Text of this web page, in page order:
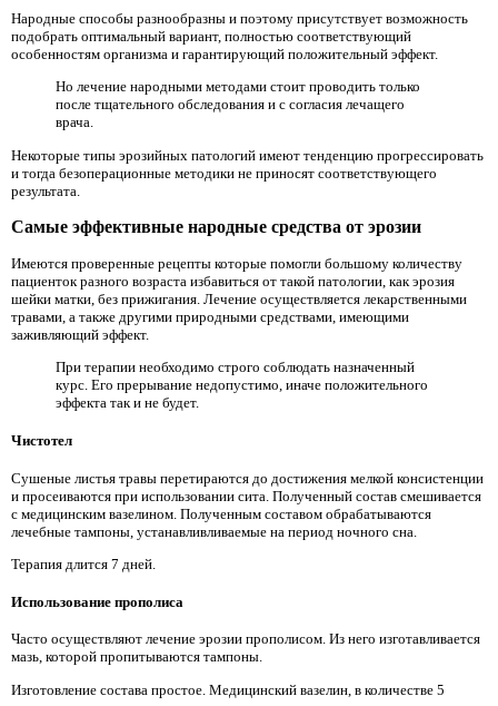
Народные способы разнообразны и поэтому присутствует возможность
подобрать оптимальный вариант, полностью соответствующий
особенностям организма и гарантирующий положительный эффект.
Но лечение народными методами стоит проводить только
после тщательного обследования и с согласия лечащего
врача.
Некоторые типы эрозийных патологий имеют тенденцию прогрессировать
и тогда безоперационные методики не приносят соответствующего
результата.
Самые эффективные народные средства от эрозии
Имеются проверенные рецепты которые помогли большому количеству
пациенток разного возраста избавиться от такой патологии, как эрозия
шейки матки, без прижигания. Лечение осуществляется лекарственными
травами, а также другими природными средствами, имеющими
заживляющий эффект.
При терапии необходимо строго соблюдать назначенный
курс. Его прерывание недопустимо, иначе положительного
эффекта так и не будет.
Чистотел
Сушеные листья травы перетираются до достижения мелкой консистенции
и просеиваются при использовании сита. Полученный состав смешивается
с медицинским вазелином. Полученным составом обрабатываются
лечебные тампоны, устанавливливаемые на период ночного сна.
Терапия длится 7 дней.
Использование прополиса
Часто осуществляют лечение эрозии прополисом. Из него изготавливается
мазь, которой пропитываются тампоны.
Изготовление состава простое. Медицинский вазелин, в количестве 5